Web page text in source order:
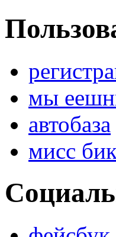
мы
автобаза
мисс